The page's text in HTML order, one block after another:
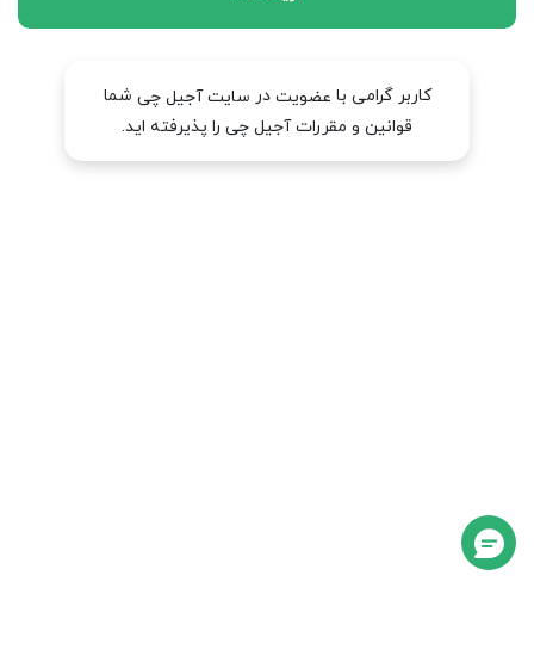
کاربر گرامی با عضویت در سایت آجیل چی شما
قوانین و مقررات آجیل چی را پذیرفته اید.